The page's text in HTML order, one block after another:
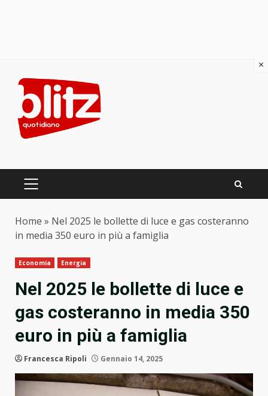
content
PRIMARY
Home » Nel 2025 le bollette di luce e gas costeranno
in media 350 euro in più a famiglia
Economia Energia
Nel 2025 le bollette di luce e
gas costeranno in media 350
euro in più a famiglia
Francesca Ripoli Gennaio 14, 2025
×